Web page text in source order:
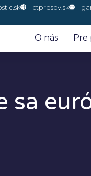
ctpresov.sk
O nás Pre
sa